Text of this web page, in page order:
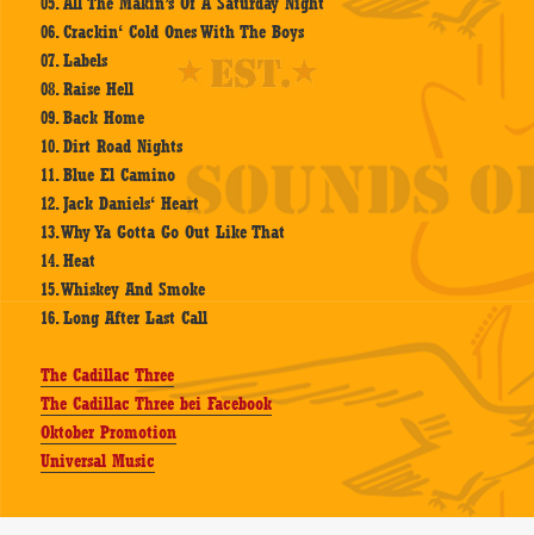
06. Crackin‘ Cold Ones With The Boys
07. Labels
08. Raise Hell
09. Back Home
10. Dirt Road Nights
11. Blue El Camino
12. Jack Daniels‘ Heart
13. Why Ya Gotta Go Out Like That
14. Heat
15. Whiskey And Smoke
16. Long After Last Call
The Cadillac Three
The Cadillac Three bei Facebook
Oktober Promotion
Universal Music